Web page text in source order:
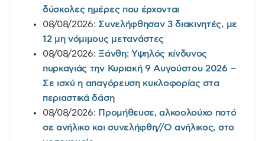
δύσκολες ημέρες που έρχονται
08/08/2026: Συνελήφθησαν 3 διακινητές, με
12 μη νόμιμους μετανάστες
08/08/2026: Ξάνθη: Υψηλός κίνδυνος
πυρκαγιάς την Κυριακή 9 Αυγούστου 2026 –
Σε ισχύ η απαγόρευση κυκλοφορίας στα
περιαστικά δάση
08/08/2026: Προμήθευσε, αλκοολούχο ποτό
σε ανήλικο και συνελήφθη//Ο ανήλικος, στο